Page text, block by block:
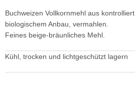
Buchweizen Vollkornmehl aus kontrolliert
biologischem Anbau, vermahlen.
Feines beige-bräunliches Mehl.
Kühl, trocken und lichtgeschützt lagern